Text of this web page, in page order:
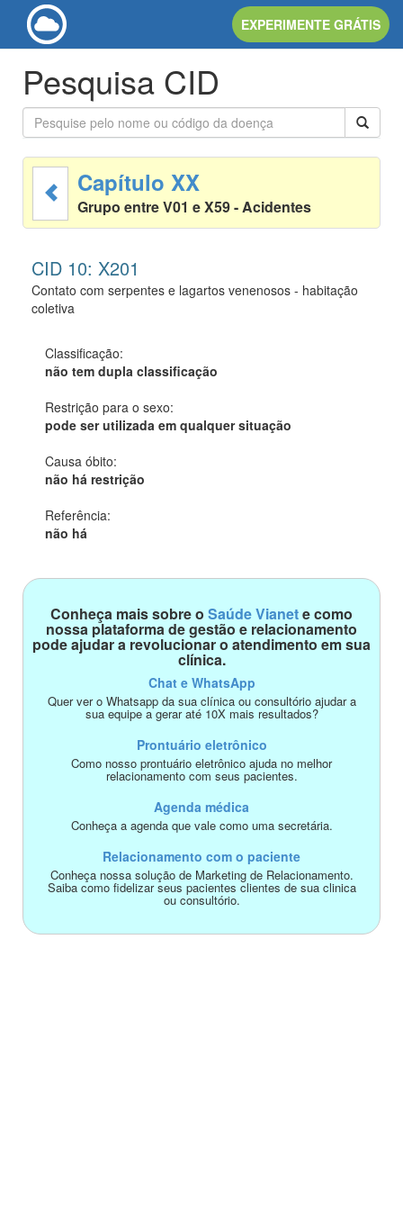
EXPERIMENTE GRÁTIS
Pesquisa CID
Capítulo XX
Grupo entre V01 e X59 - Acidentes
CID 10: X201
Contato com serpentes e lagartos venenosos - habitação
coletiva
Classificação:
não tem dupla classificação
Restrição para o sexo:
pode ser utilizada em qualquer situação
Causa óbito:
não há restrição
Referência:
não há
Conheça mais sobre o Saúde Vianete como
nossa plataforma de gestão e relacionamento
pode ajudar a revolucionar o atendimento em sua
clínica.
Chat e WhatsApp
Quer ver o Whatsapp da sua clínica ou consultório ajudar a
sua equipe a gerar até 10X mais resultados?
Prontuário eletrônico
Como nosso prontuário eletrônico ajuda no melhor
relacionamento com seus pacientes.
Agenda médica
Conheça a agenda que vale como uma secretária.
Relacionamento com o paciente
Conheça nossa solução de Marketing de Relacionamento.
Saiba como fidelizar seus pacientes clientes de sua clinica
ou consultório.